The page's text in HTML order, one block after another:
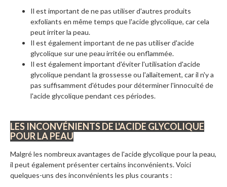
Il est important de ne pas utiliser d'autres produits
exfoliants en même temps que l'acide glycolique, car cela
peut irriter la peau.
Il est également important de ne pas utiliser d'acide
glycolique sur une peau irritée ou enflammée.
Il est également important d'éviter l'utilisation d'acide
glycolique pendant la grossesse ou l'allaitement, car il n'y a
pas suffisamment d'études pour déterminer l'innocuité de
l'acide glycolique pendant ces périodes.
LES INCONVÉNIENTS DE L'ACIDE GLYCOLIQUE
POUR LA PEAU
Malgré les nombreux avantages de l'acide glycolique pour la peau,
il peut également présenter certains inconvénients. Voici
quelques-uns des inconvénients les plus courants :